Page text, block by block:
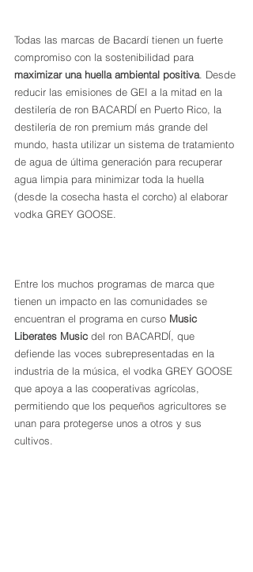
Todas las marcas de Bacardí tienen un fuerte
compromiso con la sostenibilidad para
maximizar una huella ambiental positiva . Desde
reducir las emisiones de GEI a la mitad en la
destilería de ron BACARDĺ en Puerto Rico, la
destilería de ron premium más grande del
mundo, hasta utilizar un sistema de tratamiento
de agua de última generación para recuperar
agua limpia para minimizar toda la huella
(desde la cosecha hasta el corcho) al elaborar
vodka GREY GOOSE.
Entre los muchos programas de marca que
tienen un impacto en las comunidades se
encuentran el programa en curso Music
Liberates Music del ron BACARDĺ, que
defiende las voces subrepresentadas en la
industria de la música, el vodka GREY GOOSE
que apoya a las cooperativas agrícolas,
permitiendo que los pequeños agricultores se
unan para protegerse unos a otros y sus
cultivos.